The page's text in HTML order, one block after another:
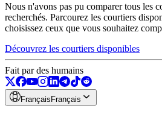
Nous n'avons pas pu comparer tous les
recherchés. Parcourez les courtiers
choisissez ceux que vous souhaitez
Découvrez les courtiers disponibles
Fait par des humains
Français Français